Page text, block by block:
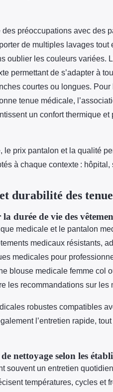
des préoccupations avec des
de multiples lavages
oublier les couleurs variées.
permettant de s’adapter à
courtes ou longues.
tenue médicale,
un confort thermique
le prix pantalon et la qualité
à chaque contexte :
durabilité des
durée de vie des
medicale et le pantalon
medicaux résistants,
medicales pour
blouse medicale femme col
les recommandations sur les
robustes compatibles
l’entretien rapide,
nettoyage selon les
souvent un entretien
températures, cycles et